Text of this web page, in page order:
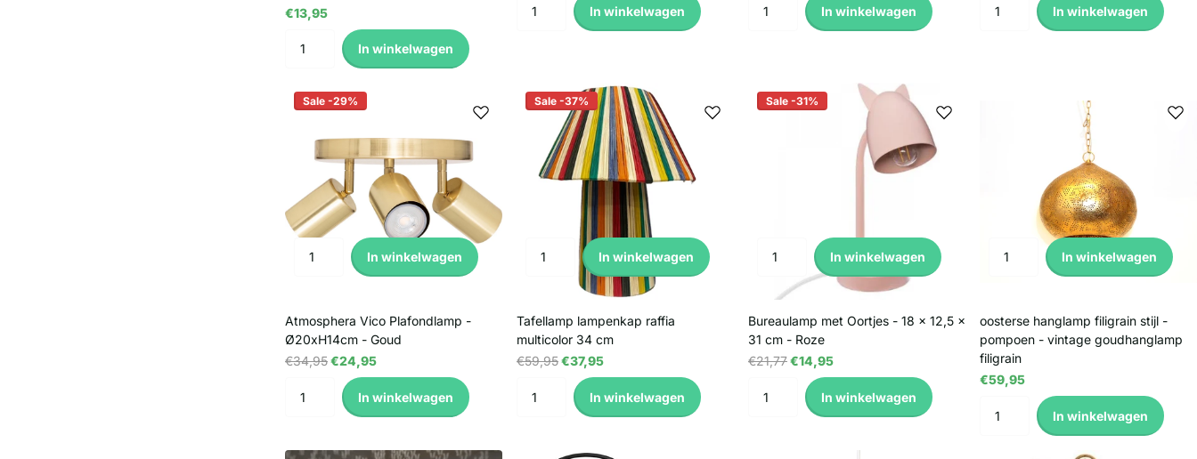
€13,95
In winkelwagen
In winkelwagen In winkelwagen In winkelwagen
Sale -29%
In winkelwagen
Atmosphera Vico Plafondlamp -
Ø20xH14cm - Goud
€34,95€24,95
In winkelwagen
Sale -37%
In winkelwagen
Tafellamp lampenkap raffia
multicolor 34 cm
€59,95€37,95
In winkelwagen
Sale -31%
In winkelwagen
Bureaulamp met Oortjes - 18 x 12,5 x
31 cm - Roze
€21,77€14,95
In winkelwagen
In winkelwagen
oosterse hanglamp filigrain stijl -
pompoen - vintage goudhanglamp
filigrain
€59,95
In winkelwagen